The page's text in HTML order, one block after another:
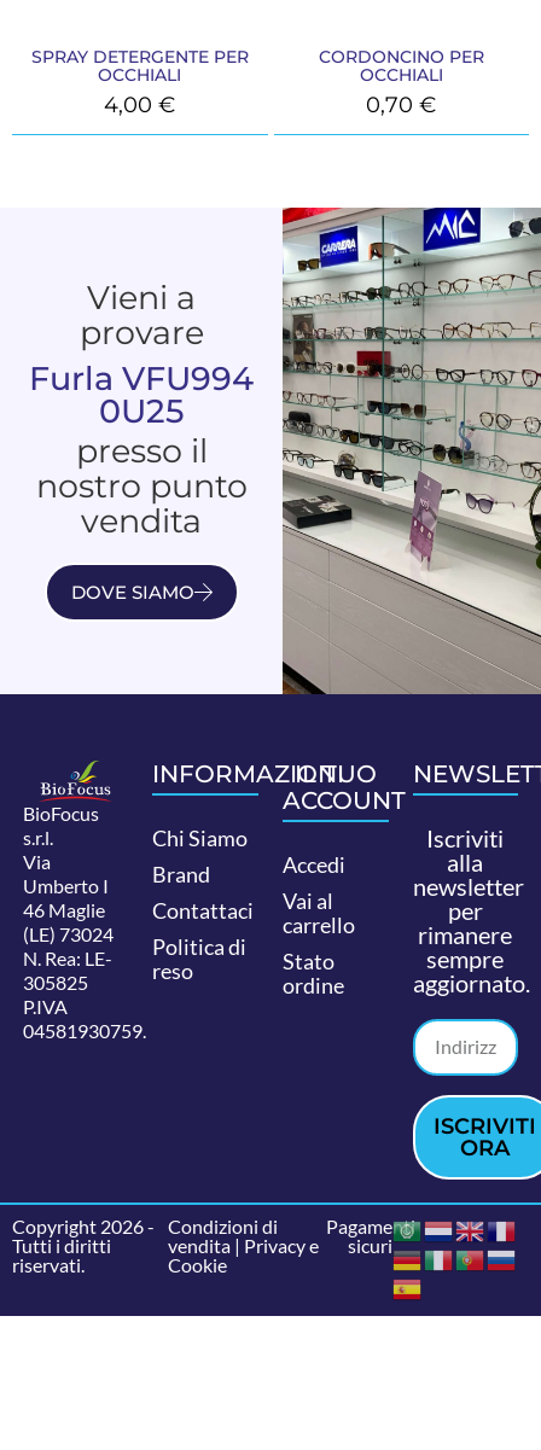
SPRAY DETERGENTE PER
OCCHIALI
4,00€
CORDONCINO PER
OCCHIALI
0,70€
Vieni a
provare
Furla VFU994
0U25
presso il
nostro punto
vendita
DOVE SIAMO
BioFocus
s.r.l.
Via
Umberto I
46 Maglie
(LE) 73024
N. Rea: LE-
305825
P.IVA
04581930759.
INFORMAZIONI
Chi Siamo
Brand
Contattaci
Politica di
reso
IL TUO
ACCOUNT
Accedi
Vai al
carrello
Stato
ordine
Iscriviti
alla
newsletter
per
rimanere
sempre
aggiornato.
ISCRIVITI
ORA
Copyright 2026 -
Tutti i diritti
riservati.
Condizioni di
vendita| Privacy e
Cookie
Pagamenti
sicuri